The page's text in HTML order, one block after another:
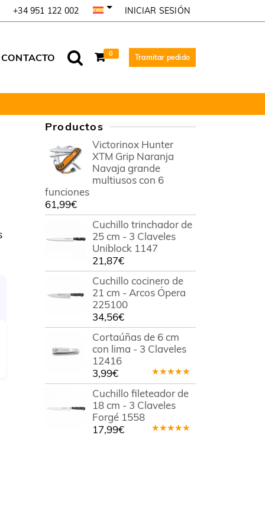
+34 951 122 002 INICIAR SESIÓN
CONTACTO 0 Tramitar pedido
Productos
Victorinox Hunter
XTM Grip Naranja
Navaja grande
multiusos con 6
funciones
61,99€
Cuchillo trinchador de
25 cm - 3 Claveles
Uniblock 1147
21,87€
Cuchillo cocinero de
21 cm - Arcos Ópera
225100
34,56€
Cortaúñas de 6 cm
con lima - 3 Claveles
12416
Valorado
en5.00de
5
3,99€
Cuchillo fileteador de
18 cm - 3 Claveles
Forgé 1558
17,99€